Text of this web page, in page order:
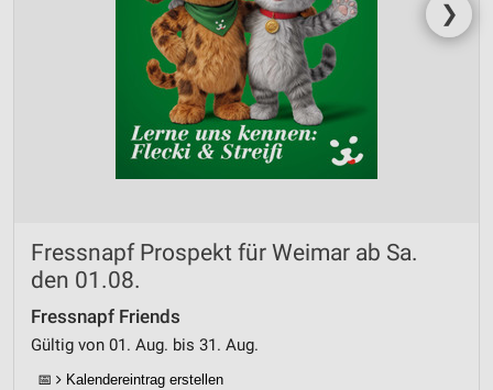
❯
Fressnapf Prospekt für Weimar ab Sa.
den 01.08.
Fressnapf Friends
Gültig von 01. Aug. bis 31. Aug.
📅 Kalendereintrag erstellen